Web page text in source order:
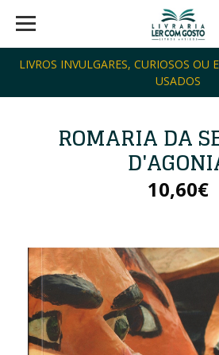
LIVROS INVULGARES, CURIOSOS OU
USADOS
ROMARIA DA
10,60€